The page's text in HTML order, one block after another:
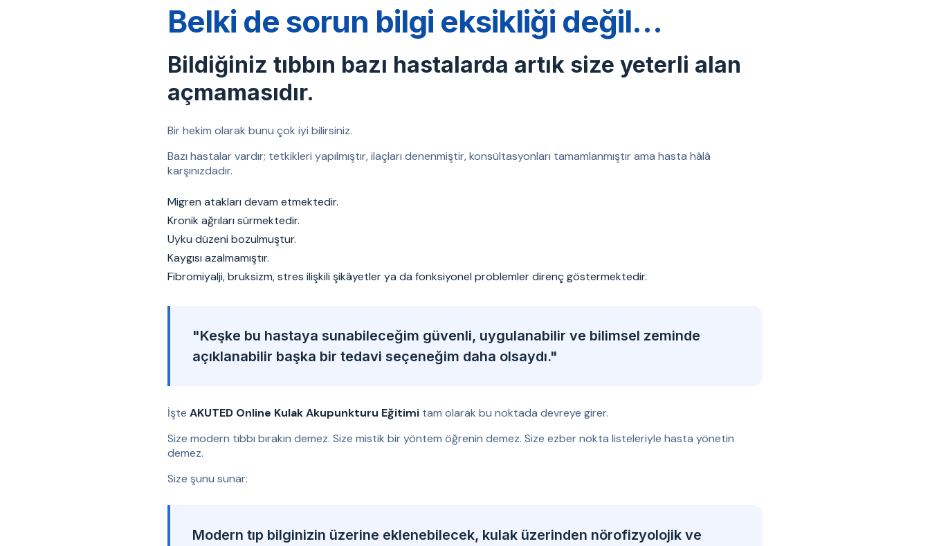
Belki de sorun bilgi eksikliği değil…
Bildiğiniz tıbbın bazı hastalarda artık size yeterli alan
açmamasıdır.
Bir hekim olarak bunu çok iyi bilirsiniz.
Bazı hastalar vardır; tetkikleri yapılmıştır, ilaçları denenmiştir, konsültasyonları tamamlanmıştır ama hasta hâlâ
karşınızdadır.
Migren atakları devam etmektedir.
Kronik ağrıları sürmektedir.
Uyku düzeni bozulmuştur.
Kaygısı azalmamıştır.
Fibromiyalji, bruksizm, stres ilişkili şikâyetler ya da fonksiyonel problemler direnç göstermektedir.
"Keşke bu hastaya sunabileceğim güvenli, uygulanabilir ve bilimsel zeminde
açıklanabilir başka bir tedavi seçeneğim daha olsaydı."
İşte AKUTED Online Kulak Akupunkturu Eğitimi tam olarak bu noktada devreye girer.
Size modern tıbbı bırakın demez. Size mistik bir yöntem öğrenin demez. Size ezber nokta listeleriyle hasta yönetin
demez.
Size şunu sunar:
Modern tıp bilginizin üzerine eklenebilecek, kulak üzerinden nörofizyolojik ve